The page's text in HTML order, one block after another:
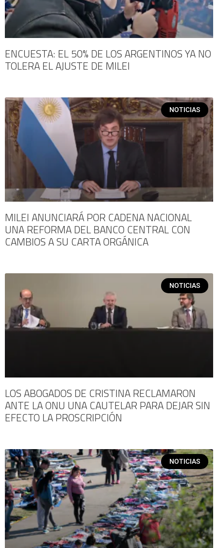
ENCUESTA: EL 50% DE LOS ARGENTINOS YA NO
TOLERA EL AJUSTE DE MILEI
NOTICIAS
MILEI ANUNCIARÁ POR CADENA NACIONAL
UNA REFORMA DEL BANCO CENTRAL CON
CAMBIOS A SU CARTA ORGÁNICA
NOTICIAS
LOS ABOGADOS DE CRISTINA RECLAMARON
ANTE LA ONU UNA CAUTELAR PARA DEJAR SIN
EFECTO LA PROSCRIPCIÓN
NOTICIAS